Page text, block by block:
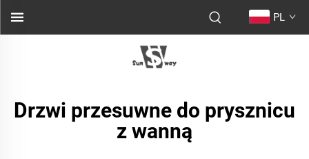
PL
Drzwi przesuwne do prysznicu
z wanną